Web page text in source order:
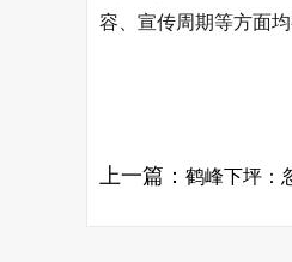
容、宣传周期等方面
上一篇： 鹤峰下坪：